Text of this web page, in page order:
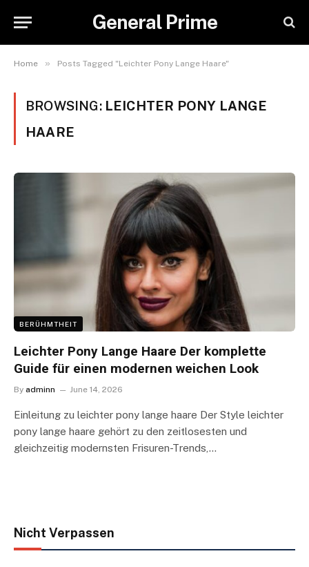
General Prime
Home » Posts Tagged "Leichter Pony Lange Haare"
BROWSING: LEICHTER PONY LANGE
HAARE
BERÜHMTHEIT
Leichter Pony Lange Haare Der komplette
Guide für einen modernen weichen Look
By adminn June 14, 2026
Einleitung zu leichter pony lange haare Der Style leichter
pony lange haare gehört zu den zeitlosesten und
gleichzeitig modernsten Frisuren-Trends,…
Nicht Verpassen